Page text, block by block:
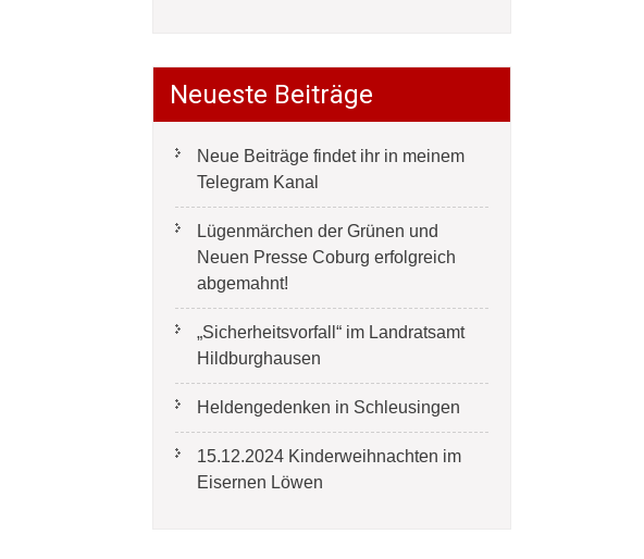
Neueste Beiträge
Neue Beiträge findet ihr in meinem
Telegram Kanal
Lügenmärchen der Grünen und
Neuen Presse Coburg erfolgreich
abgemahnt!
„Sicherheitsvorfall“ im Landratsamt
Hildburghausen
Heldengedenken in Schleusingen
15.12.2024 Kinderweihnachten im
Eisernen Löwen